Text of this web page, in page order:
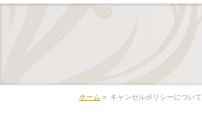
ホーム » キャンセルポリシーについて